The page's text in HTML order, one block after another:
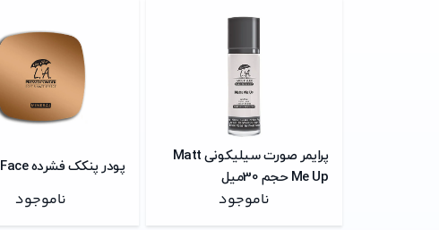
پرایمر صورت سیلیکونی Matt
Me Up حجم 30میل
ناموجود
پودر پنکک فشرده Pro Face
ناموجود